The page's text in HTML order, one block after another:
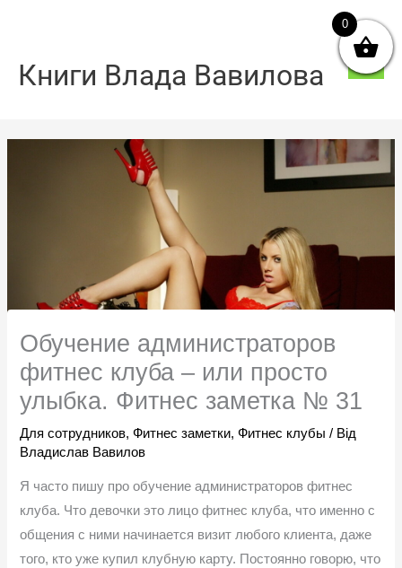
Книги Влада Вавилова
Обучение администраторов
фитнес клуба – или просто
улыбка. Фитнес заметка № 31
Для сотрудников,Фитнес заметки,Фитнес клубы / Від
Владислав Вавилов
Я часто пишу про обучение администраторов фитнес
клуба. Что девочки это лицо фитнес клуба, что именно с
общения с ними начинается визит любого клиента, даже
того, кто уже купил клубную карту. Постоянно говорю, что
0